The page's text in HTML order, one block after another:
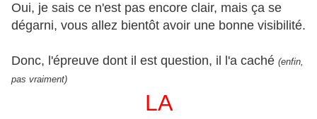
Oui, je sais ce n'est pas encore clair, mais ça se
dégarni, vous allez bientôt avoir une bonne visibilité.
Donc, l'épreuve dont il est question, il l'a caché (enfin,
pas vraiment)
LA